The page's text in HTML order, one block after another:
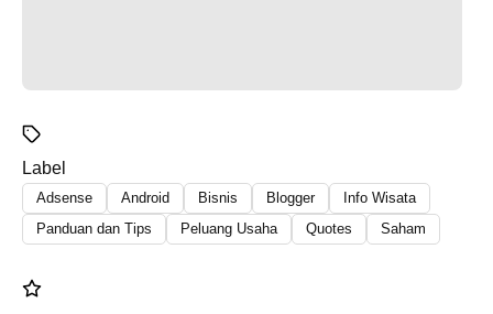
Label
Adsense Android Bisnis Blogger
Info Wisata
Panduan dan Tips
Peluang Usaha Quotes Saham